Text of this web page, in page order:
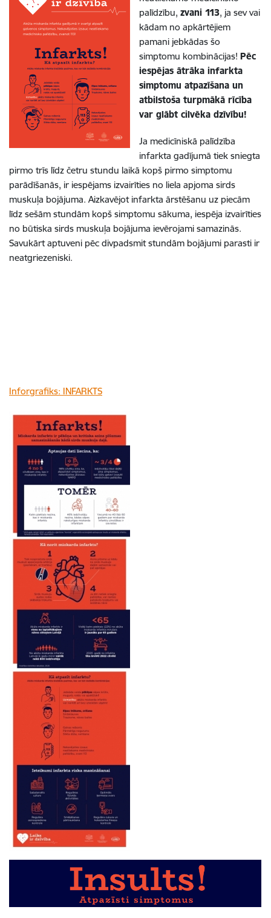
palīdzību, zvani 113, ja sev vai
kādam no apkārtējiem
pamani jebkādas šo
simptomu kombinācijas! Pēc
iespējas ātrāka infarkta
simptomu atpazīšana un
atbilstoša turpmākā rīcība
var glābt cilvēka dzīvību!
Ja medicīniskā palīdzība
infarkta gadījumā tiek sniegta
pirmo trīs līdz četru stundu laikā kopš pirmo simptomu
parādīšanās, ir iespējams izvairīties no liela apjoma sirds
muskuļa bojājuma. Aizkavējot infarkta ārstēšanu uz piecām
līdz sešām stundām kopš simptomu sākuma, iespēja izvairīties
no būtiska sirds muskuļa bojājuma ievērojami samazinās.
Savukārt aptuveni pēc divpadsmit stundām bojājumi parasti ir
neatgriezeniski.
Inforgrafiks: INFARKTS